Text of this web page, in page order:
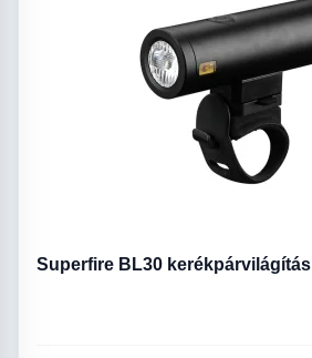
Superfire BL30 kerékpárvilágítás